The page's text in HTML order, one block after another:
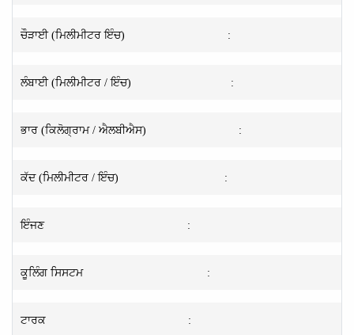
ਚੌੜਾਈ (ਮਿਲੀਮੀਟਰ ਇੰਚ) :
ਲੰਬਾਈ (ਮਿਲੀਮੀਟਰ / ਇੰਚ) :
ਭਾਰ (ਕਿਲੋਗ੍ਰਾਮ / ਐਲਬੀਐਸ) :
ਕੱਦ (ਮਿਲੀਮੀਟਰ / ਇੰਚ) :
ਇੰਜਣ :
ਕੂਲਿੰਗ ਸਿਸਟਮ :
ਟਾਰਕ :